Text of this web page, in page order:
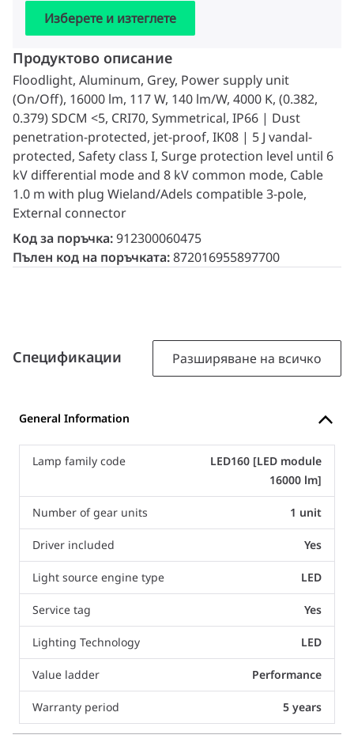
Изберете и изтеглете
Продуктово описание
Floodlight, Aluminum, Grey, Power supply unit
(On/Off), 16000 lm, 117 W, 140 lm/W, 4000 K, (0.382,
0.379) SDCM <5, CRI70, Symmetrical, IP66 | Dust
penetration-protected, jet-proof, IK08 | 5 J vandal-
protected, Safety class I, Surge protection level until 6
kV differential mode and 8 kV common mode, Cable
1.0 m with plug Wieland/Adels compatible 3-pole,
External connector
Код за поръчка:912300060475
Пълен код на поръчката:872016955897700
Спецификации Разширяване на всичко
General Information
Lamp family code
LED160 [LED module
16000 lm]
Number of gear units 1 unit
Driver included Yes
Light source engine type LED
Service tag Yes
Lighting Technology LED
Value ladder Performance
Warranty period 5 years